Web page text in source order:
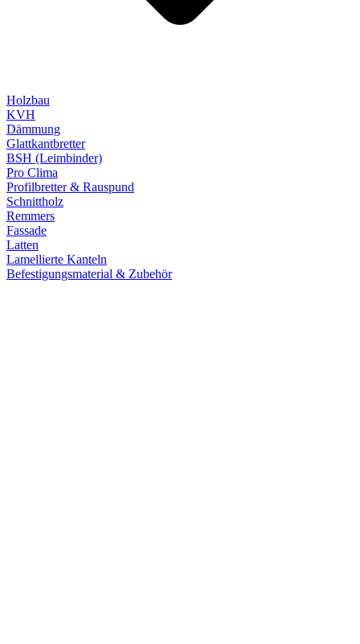
Holzbau
KVH
Dämmung
Glattkantbretter
BSH (Leimbinder)
Pro Clima
Profilbretter & Rauspund
Schnittholz
Remmers
Fassade
Latten
Lamellierte Kanteln
Befestigungsmaterial & Zubehör